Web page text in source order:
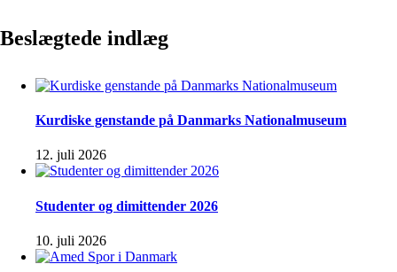
Beslægtede indlæg
Kurdiske genstande på Danmarks Nationalmuseum
12. juli 2026
Studenter og dimittender 2026
10. juli 2026